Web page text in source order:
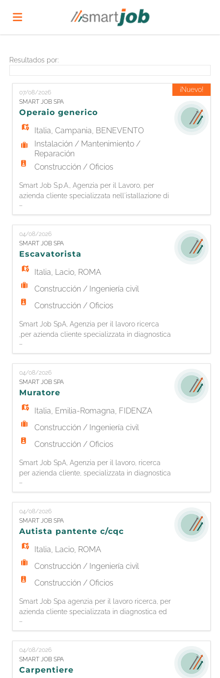
Lista
ofertas
de
trabajo
Subir
CV
Acceso
Idioma
FR
IT
DE
ES
PT
Resultados por:
07/08/2026
SMART JOB SPA
Operaio generico
Italia,Campania, BENEVENTO
Instalación / Mantenimiento /
Reparación
Construcción / Oficios
Smart Job S.p.A., Agenzia per il Lavoro, per
azienda cliente specializzata nell'istallazione di
impianti fotovoltaici, è alla ricerca di 1 OPERAIO
GENERICO. Responsabilità: - Supporto alle
attività di installazione e montaggio di impianti
fotovoltaici; - Movimentazione e preparazione
dei materiali e delle attrezzature di lavoro; -
Assistenz
¡Nuevo!
04/08/2026
SMART JOB SPA
Escavatorista
Italia, Lacio, ROMA
Construcción / Ingeniería civil
Construcción / Oficios
Smart Job SpA, Agenzia per il lavoro ricerca
,per azienda cliente specializzata in diagnostica
ed edilizia ferroviaria, un ESCAVATORISTA. La
risorsa si occuperà di: - Scavo in ambiente
ferroviario ed edile - Lavori generici di
manutenzione degli impianti ferroviari -
Coordinamento dei manovali presenti in
cantiere Si richiede: - Esperienza
04/08/2026
SMART JOB SPA
Muratore
Italia, Emilia-Romagna, FIDENZA
Construcción / Ingeniería civil
Construcción / Oficios
Smart Job SpA, Agenzia per il lavoro, ricerca
per azienda cliente, specializzata in diagnostica
ed edilizia ferroviaria, 1 OPERAIO MURATORE
La risorsa si occuperà di: - Lavori di
manutenzione ferroviaria - Costruzione di
pozzetti in opera e blocchi CLS per
installazione d'impianto di segnalamento
ferroviario Si richiede: - Esperienza pr
04/08/2026
SMART JOB SPA
Autista pantente c/cqc
Italia, Lacio, ROMA
Construcción / Ingeniería civil
Construcción / Oficios
Smart Job Spa agenzia per il lavoro ricerca, per
azienda cliente specializzata in diagnostica ed
edilizia ferroviaria, 1 AUTISTA PATENTE C + CQC
La risorsa si occuperà di: - Trasporto materiali
- Movimentazione mezzi pesanti con patente C
+ CQC Si richiede: - Esperienza pregressa in
ruolo - Patente C + CQC in corso di validità -
Espe
04/08/2026
SMART JOB SPA
Carpentiere